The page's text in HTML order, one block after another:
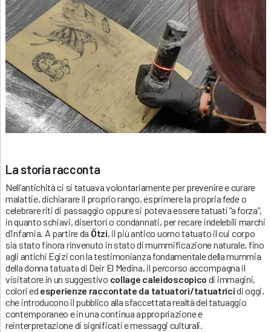
La storia racconta
Nell’antichità ci si tatuava volontariamente per prevenire e curare
malattie, dichiarare il proprio rango, esprimere la propria fede o
celebrare riti di passaggio oppure si poteva essere tatuati “a forza”,
in quanto schiavi, disertori o condannati, per recare indelebili marchi
d’infamia. A partire da Ötzi, il più antico uomo tatuato il cui corpo
sia stato finora rinvenuto in stato di mummificazione naturale, fino
agli antichi Egizi con la testimonianza fondamentale della mummia
della donna tatuata di Deir El Medina, il percorso accompagna il
visitatore in un suggestivo collage caleidoscopico di immagini,
colori ed esperienze raccontate da tatuatori/tatuatricidi oggi,
che introducono il pubblico alla sfaccettata realtà del tatuaggio
contemporaneo e in una continua appropriazione e
reinterpretazione di significati e messaggi culturali.